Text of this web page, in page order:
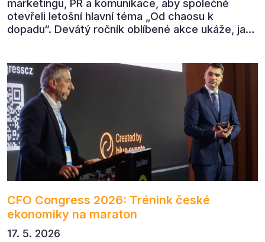
marketingu, PR a komunikace, aby společně
otevřeli letošní hlavní téma „Od chaosu k
dopadu“. Devátý ročník oblíbené akce ukáže, jak
CFO Congress 2026: Trénink české
ekonomiky na maraton
17. 5. 2026